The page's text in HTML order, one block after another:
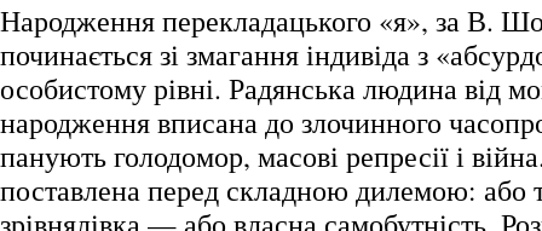
Народження перекладацького «я», за В.
починається зі змагання індивіда з
особистому рівні. Радянська людина від
народження вписана до злочинного
панують голодомор, масові репресії і
поставлена перед складною дилемою: або